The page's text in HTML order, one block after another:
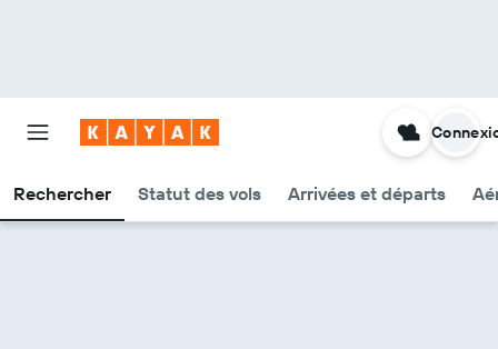
Rechercher Statut des vols Arrivées et départs